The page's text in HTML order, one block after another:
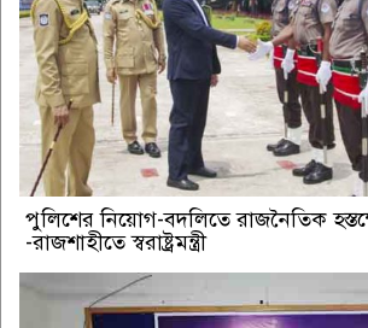
পুলিশের নিয়োগ-বদলিতে রাজনৈতিক
-রাজশাহীতে স্বরাষ্ট্রমন্ত্রী